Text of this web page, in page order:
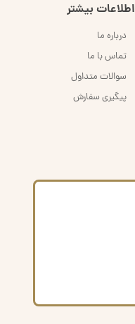
اطلاعات بیشتر
درباره ما
تماس با ما
سوالات متداول
پیگیری سفارش